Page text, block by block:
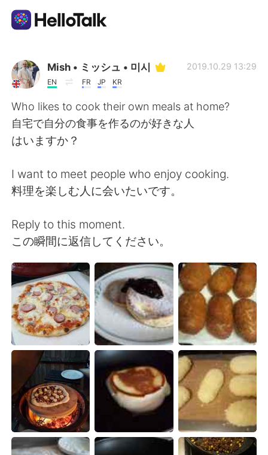
Aplikasi Pertukaran Bahasa
AI Grammar Checker
Indonesia
English 简体中文
العربية Français
Deutsch 日本語
한국어 Русский
ไทย Italiano
Türkçe Tiếng Việt
Português
Mish • ミッシュ • 미시
EN FR JP KR
2019.10.29 13:29
Who likes to cook their own meals at home?
自宅で自分の食事を作るのが好きな人
はいますか？
I want to meet people who enjoy cooking.
料理を楽しむ人に会いたいです。
Reply to this moment.
この瞬間に返信してください。